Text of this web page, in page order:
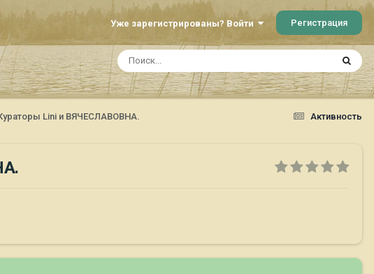
Уже зарегистрированы? Войти Регистрация
Активность
Lini и ВЯЧЕСЛАВОВНА.